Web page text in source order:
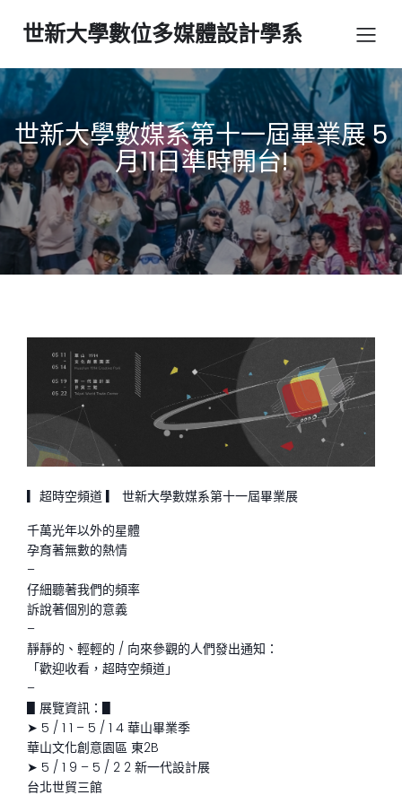
世新大學數位多媒體設計學系
世新大學數媒系第十一屆畢業展 5
月11日準時開台!
▎超時空頻道 ▎ 世新大學數媒系第十一屆畢業展
千萬光年以外的星體
孕育著無數的熱情
–
仔細聽著我們的頻率
訴說著個別的意義
–
靜靜的、輕輕的 / 向來參觀的人們發出通知：
「歡迎收看，超時空頻道」
–
▋展覽資訊：▋
➤ 5 / 1 1 – 5 / 1 4 華山畢業季
華山文化創意園區 東2B
➤ 5 / 1 9 – 5 / 2 2 新一代設計展
台北世貿三館